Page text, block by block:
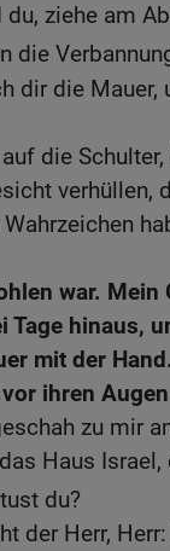
ziehe am
die
dir die Mauer,
die
verhüllen,
war. Mein
Tage hinaus,
mit der
ihren
zu mir
Haus
du?
der Herr,